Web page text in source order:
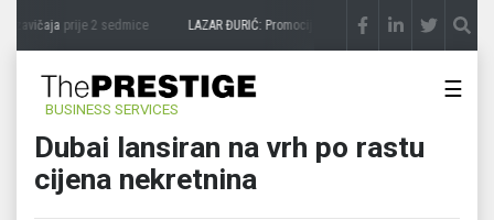
zavičajaprije 2 sedmice LAZAR ĐURIĆ: Promocija potencijal pretvara u destinaciju
BUSINESS SERVICES
☰
Dubai lansiran na vrh po rastu
cijena nekretnina